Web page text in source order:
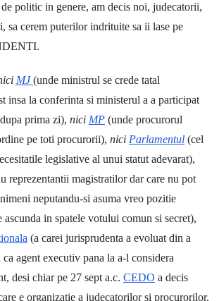
politic in genere, am decis noi, judecatorii,
sa cerem puterilor indrituite sa ii lase pe
MJ (unde ministrul se crede tatal
insa la conferinta si ministerul a a participat
prima zi), nici MP (unde procurorul
pe toti procurorii), nici Parlamentul (cel
legislative al unui statut adevarat),
reprezentantii magistratilor dar care nu pot
neputandu-si asuma vreo pozitie
ascunda in spatele votului comun si secret),
(a carei jurisprudenta a evoluat din a
agent executiv pana la a-l considera
desi chiar pe 27 sept a.c. CEDO a decis
e organizatie a judecatorilor si procurorilor,